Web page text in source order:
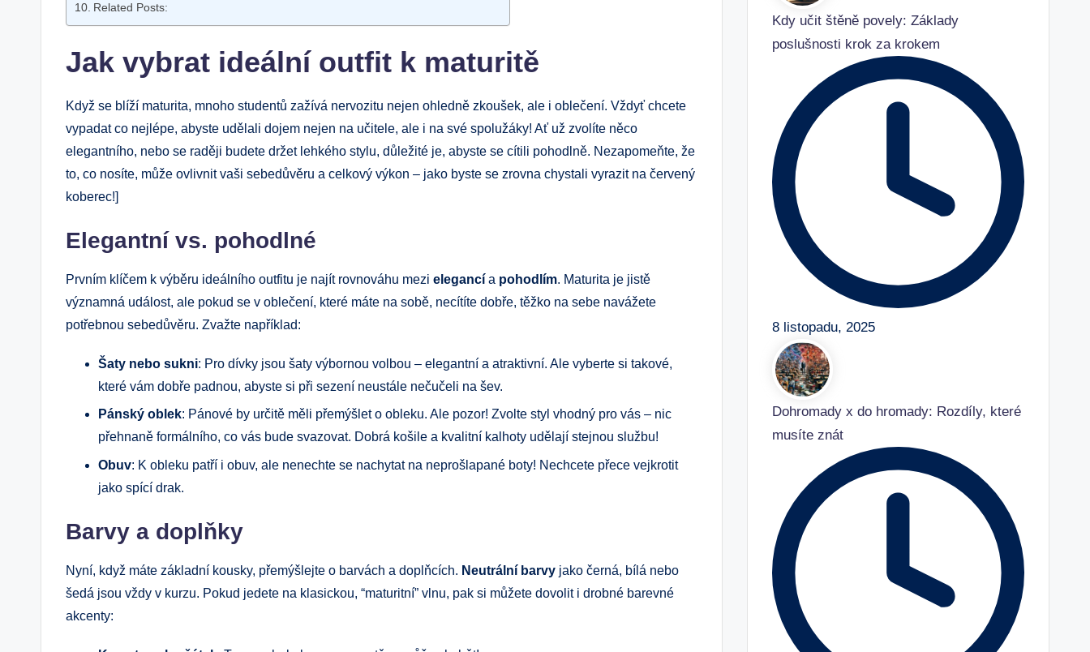
Related Posts:
Jak vybrat ideální outfit k maturitě
Když se blíží maturita, mnoho studentů zažívá nervozitu nejen ohledně zkoušek, ale i oblečení. Vždyť chcete
vypadat co nejlépe, abyste udělali dojem nejen na učitele, ale i na své spolužáky! Ať už zvolíte něco
elegantního, nebo se raději budete držet lehkého stylu, důležité je, abyste se cítili pohodlně. Nezapomeňte, že
to, co nosíte, může ovlivnit vaši sebedůvěru a celkový výkon – jako byste se zrovna chystali vyrazit na červený
koberec!]
Elegantní vs. pohodlné
Prvním klíčem k výběru ideálního outfitu je najít rovnováhu mezi elegancí a pohodlím. Maturita je jistě
významná událost, ale pokud se v oblečení, které máte na sobě, necítíte dobře, těžko na sebe navážete
potřebnou sebedůvěru. Zvažte například:
Šaty nebo sukni: Pro dívky jsou šaty výbornou volbou – elegantní a atraktivní. Ale vyberte si takové,
které vám dobře padnou, abyste si při sezení neustále nečučeli na šev.
Pánský oblek: Pánové by určitě měli přemýšlet o obleku. Ale pozor! Zvolte styl vhodný pro vás – nic
přehnaně formálního, co vás bude svazovat. Dobrá košile a kvalitní kalhoty udělají stejnou službu!
Obuv: K obleku patří i obuv, ale nenechte se nachytat na neprošlapané boty! Nechcete přece vejkrotit
jako spící drak.
Barvy a doplňky
Nyní, když máte základní kousky, přemýšlejte o barvách a doplňcích. Neutrální barvy jako černá, bílá nebo
šedá jsou vždy v kurzu. Pokud jedete na klasickou, “maturitní” vlnu, pak si můžete dovolit i drobné barevné
akcenty:
Kdy učit štěně povely: Základy
poslušnosti krok za krokem
8 listopadu, 2025
Dohromady x do hromady: Rozdíly, které
musíte znát